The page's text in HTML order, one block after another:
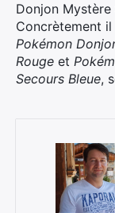
Donjon Mystère
Concrètement il
Pokémon
Rouge et
Secours Bleue,